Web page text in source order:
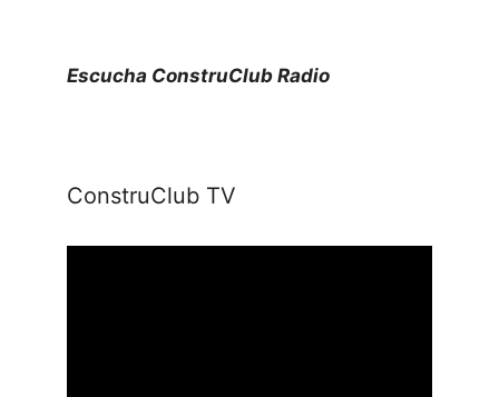
Escucha ConstruClub Radio
ConstruClub TV